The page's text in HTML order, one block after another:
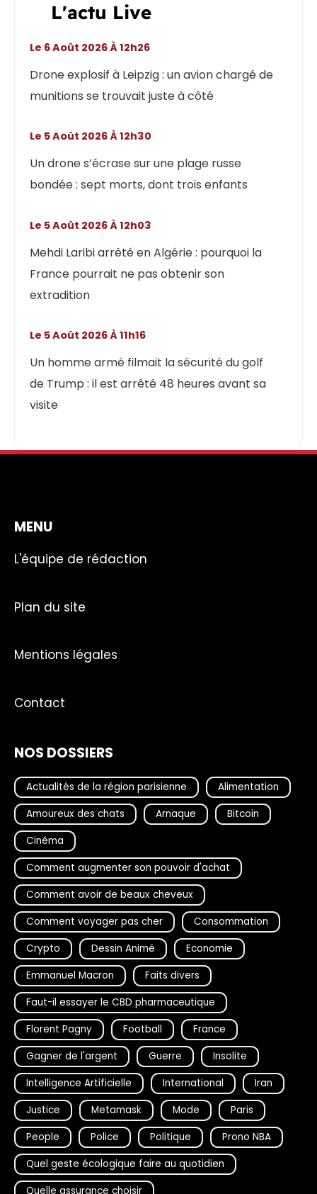
L'actu Live
Drone explosif à Leipzig : un avion chargé de
munitions se trouvait juste à côté
Le 6 Août 2026 À 12h26
Un drone s’écrase sur une plage russe
bondée : sept morts, dont trois enfants
Le 5 Août 2026 À 12h30
Mehdi Laribi arrêté en Algérie : pourquoi la
France pourrait ne pas obtenir son
extradition
Le 5 Août 2026 À 12h03
Un homme armé filmait la sécurité du golf
de Trump : il est arrêté 48 heures avant sa
visite
Le 5 Août 2026 À 11h16
MENU
L'équipe de rédaction
Plan du site
Mentions légales
Contact
NOS DOSSIERS
Actualités de la région parisienne
Alimentation
Amoureux des chats
Arnaque
Bitcoin
Cinéma
Comment augmenter son pouvoir d'achat
Comment avoir de beaux cheveux
Comment voyager pas cher
Consommation
Crypto
Dessin Animé
Economie
Emmanuel Macron
Faits divers
Faut-il essayer le CBD pharmaceutique
Florent Pagny
Football
France
Gagner de l'argent
Guerre
Insolite
Intelligence Artificielle
International
Iran
Justice
Metamask Mode
Paris
People
Police Politique
Prono NBA
Quel geste écologique faire au quotidien
Quelle assurance choisir